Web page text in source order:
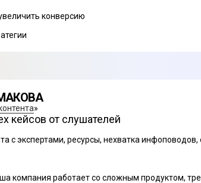
конверсию
»
кейсов от слушателей
с экспертами, ресурсы, нехватка инфоповодов,
компания работает со сложным продуктом,